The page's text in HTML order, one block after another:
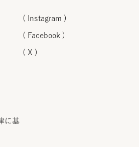
に 基
( Instagram )
( Facebook )
( X )